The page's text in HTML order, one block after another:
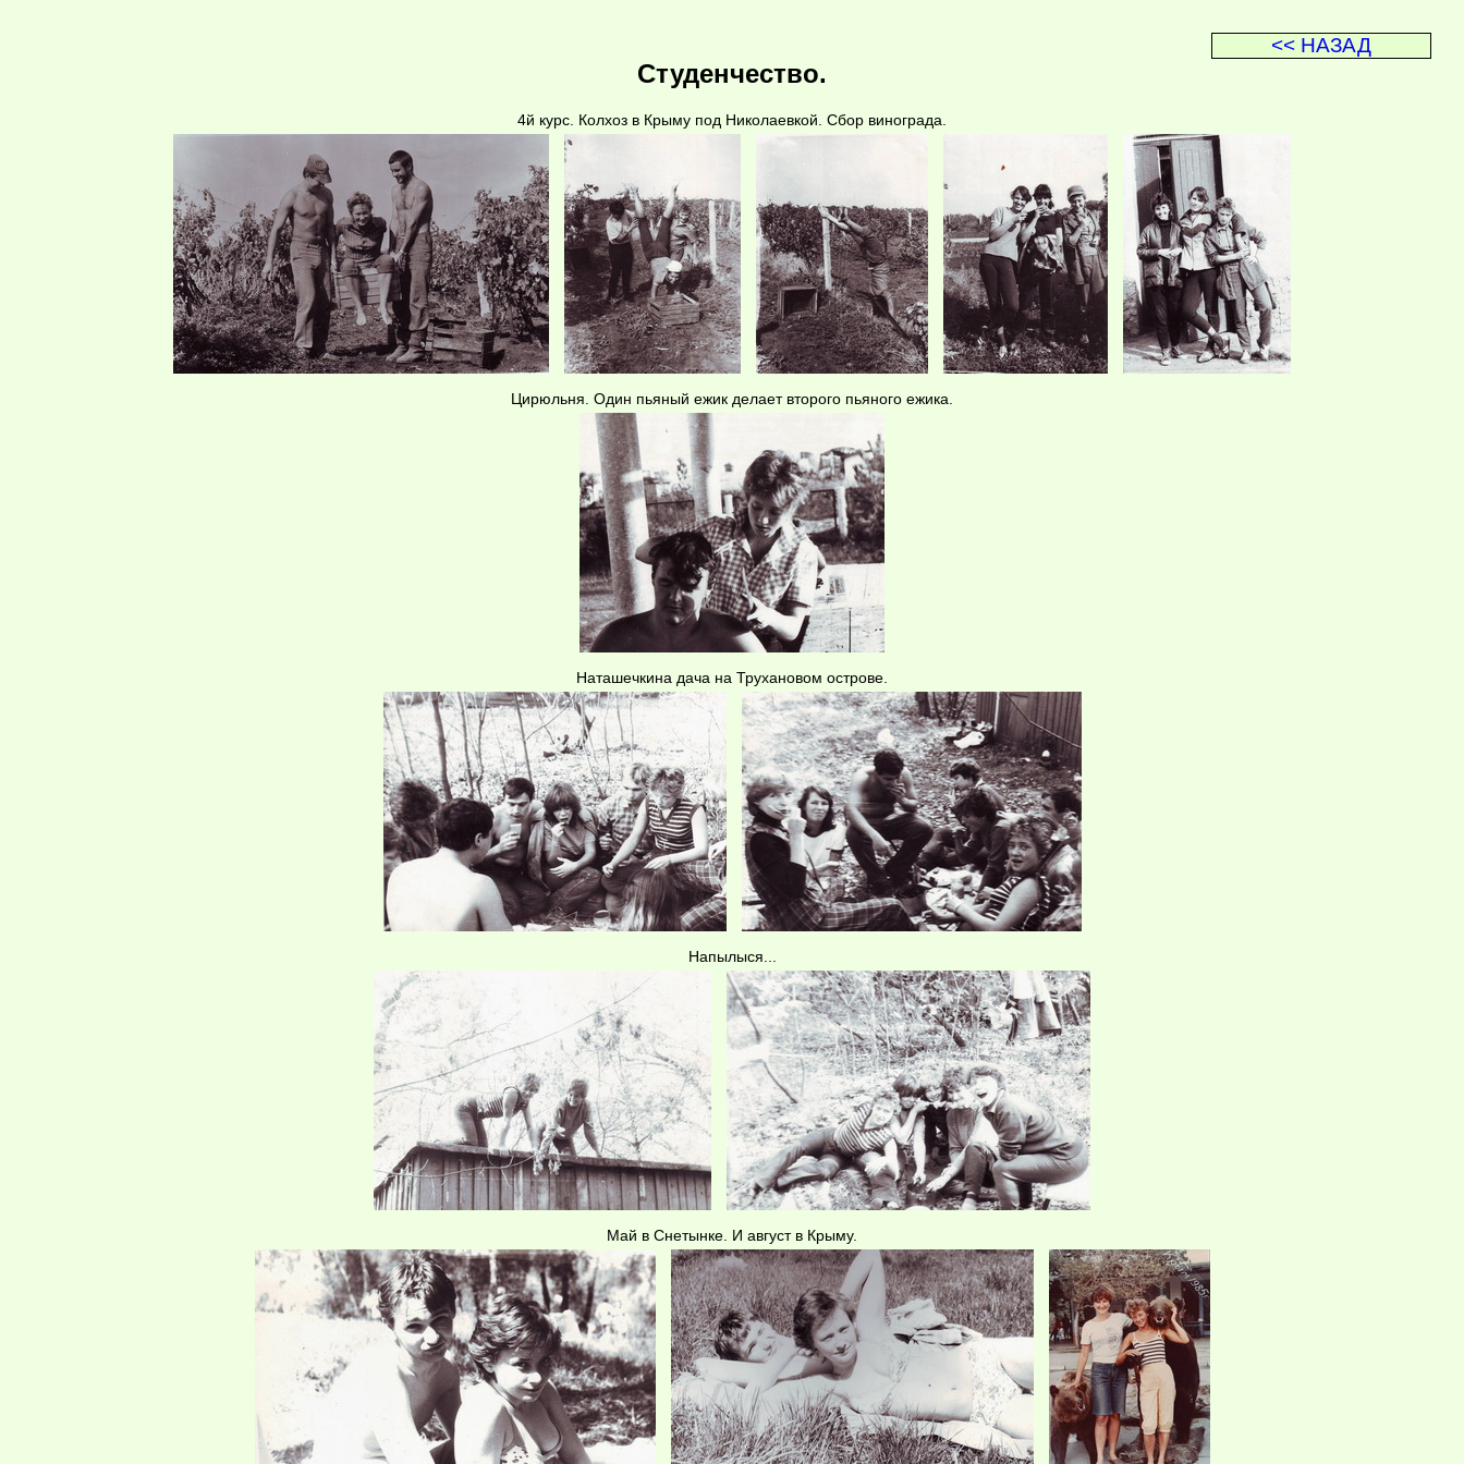
<< НАЗАД
Студенчество.
4й курс. Колхоз в Крыму под Николаевкой. Сбор винограда.
Цирюльня. Один пьяный ежик делает второго пьяного ежика.
Наташечкина дача на Трухановом острове.
Напылыся...
Май в Снетынке. И август в Крыму.